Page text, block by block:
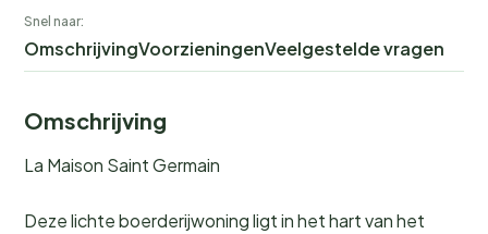
Snel naar:
OmschrijvingVoorzieningenVeelgestelde vragen
Omschrijving
La Maison Saint Germain
Deze lichte boerderijwoning ligt in het hart van het